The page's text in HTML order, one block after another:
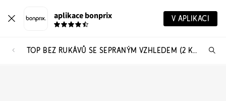
aplikace bonprix V APLIKACI
TOP BEZ RUKÁVŮ SE SEPRANÝM VZHLEDEM (2 KS V BALENÍ)